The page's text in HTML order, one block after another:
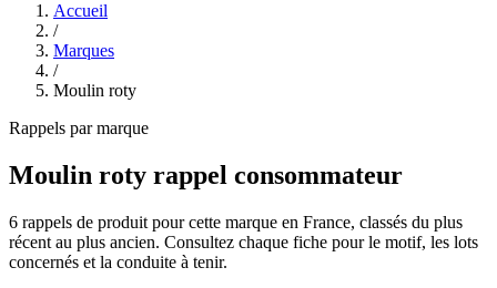
Accueil
/
Marques
/
Moulin roty
Rappels par marque
Moulin roty rappel consommateur
6 rappels de produit pour cette marque en France, classés du plus
récent au plus ancien. Consultez chaque fiche pour le motif, les lots
concernés et la conduite à tenir.